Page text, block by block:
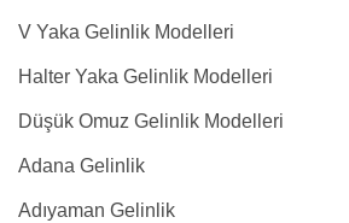
V Yaka Gelinlik Modelleri
Halter Yaka Gelinlik Modelleri
Düşük Omuz Gelinlik Modelleri
Adana Gelinlik
Adıyaman Gelinlik